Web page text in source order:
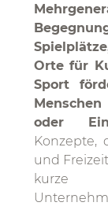
Orte für
Sport
oder
Konzepte,
und
kurze